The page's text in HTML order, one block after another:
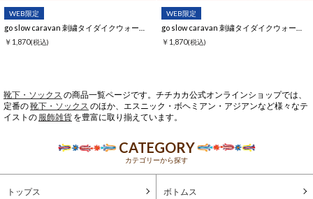
WEB限定
￥1,870(税込)
WEB限定
￥1,870(税込)
靴下・ソックス の商品一覧ページです。チチカカ公式オンラインショップでは、
定番の靴下・ソックス のほか、エスニック・ボヘミアン・アジアンなど様々なテ
イストの 服飾雑貨 を豊富に取り揃えています。
CATEGORY
カテゴリーから探す
トップス ボトムス